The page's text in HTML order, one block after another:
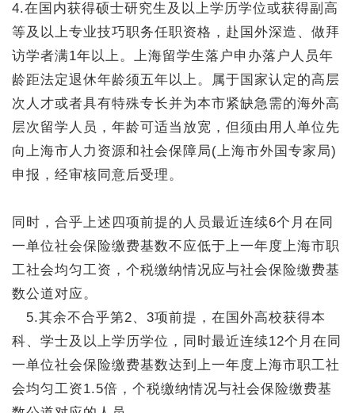
4.在国内获得硕士研究生及以上学历学位或获得副高
等及以上专业技巧职务任职资格，赴国外深造、做拜
访学者满1年以上。上海留学生落户申办落户人员年
龄距法定退休年龄须五年以上。属于国家认定的高层
次人才或者具有特殊专长并为本市紧缺急需的海外高
层次留学人员，年龄可适当放宽，但须由用人单位先
向上海市人力资源和社会保障局(上海市外国专家局)
申报，经审核同意后受理。
同时，合乎上述四项前提的人员最近连续6个月在同
一单位社会保险缴费基数不应低于上一年度上海市职
工社会均匀工资，个税缴纳情况应与社会保险缴费基
数公道对应。
5.其余不合乎第2、3项前提，在国外高校获得本
科、学士及以上学历学位，同时最近连续12个月在同
一单位社会保险缴费基数达到上一年度上海市职工社
会均匀工资1.5倍，个税缴纳情况与社会保险缴费基